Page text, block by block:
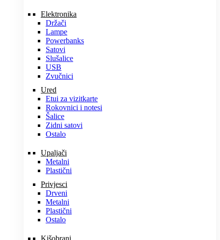
Elektronika
Držači
Lampe
Powerbanks
Satovi
Slušalice
USB
Zvučnici
Ured
Etui za vizitkarte
Rokovnici i notesi
Šalice
Zidni satovi
Ostalo
Upaljači
Metalni
Plastični
Privjesci
Drveni
Metalni
Plastični
Ostalo
Kišobrani